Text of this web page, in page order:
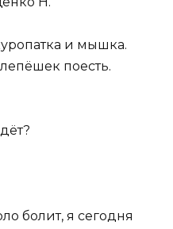
и мышка.
поесть.
болит, я сегодня